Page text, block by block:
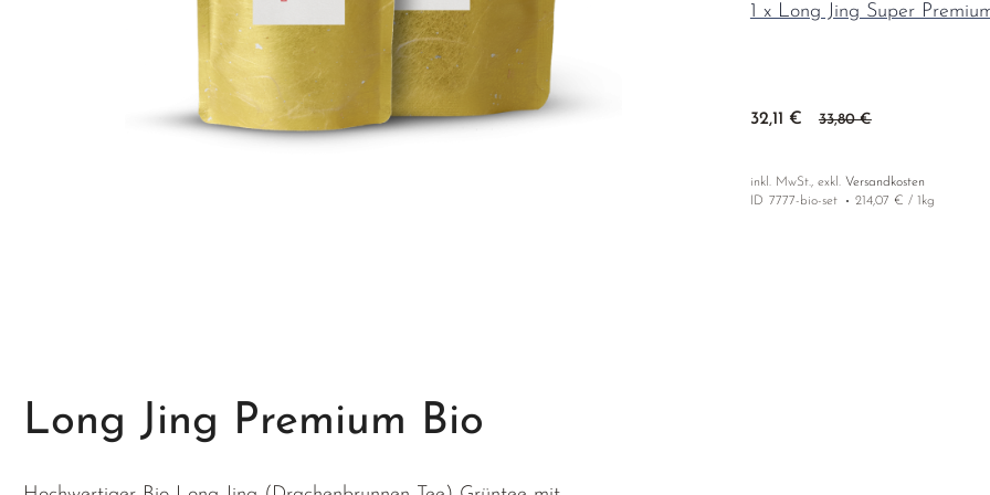
Zum Anfang der Bildgalerie springen
1 x Long Jing Super
32,11 € 33,80 €
inkl. MwSt., exkl. Versandkosten
ID 7777-bio-set 214,07 € / 1kg
Long Jing Premium Bio